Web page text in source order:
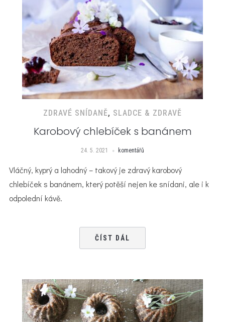
ZDRAVÉ SNÍDANĚ, SLADCE & ZDRAVĚ
Karobový chlebíček s banánem
24. 5. 2021 komentářů
Vláčný, kyprý a lahodný – takový je zdravý karobový
chlebíček s banánem, který potěší nejen ke snídani, ale i k
odpolední kávě.
ČÍST DÁL